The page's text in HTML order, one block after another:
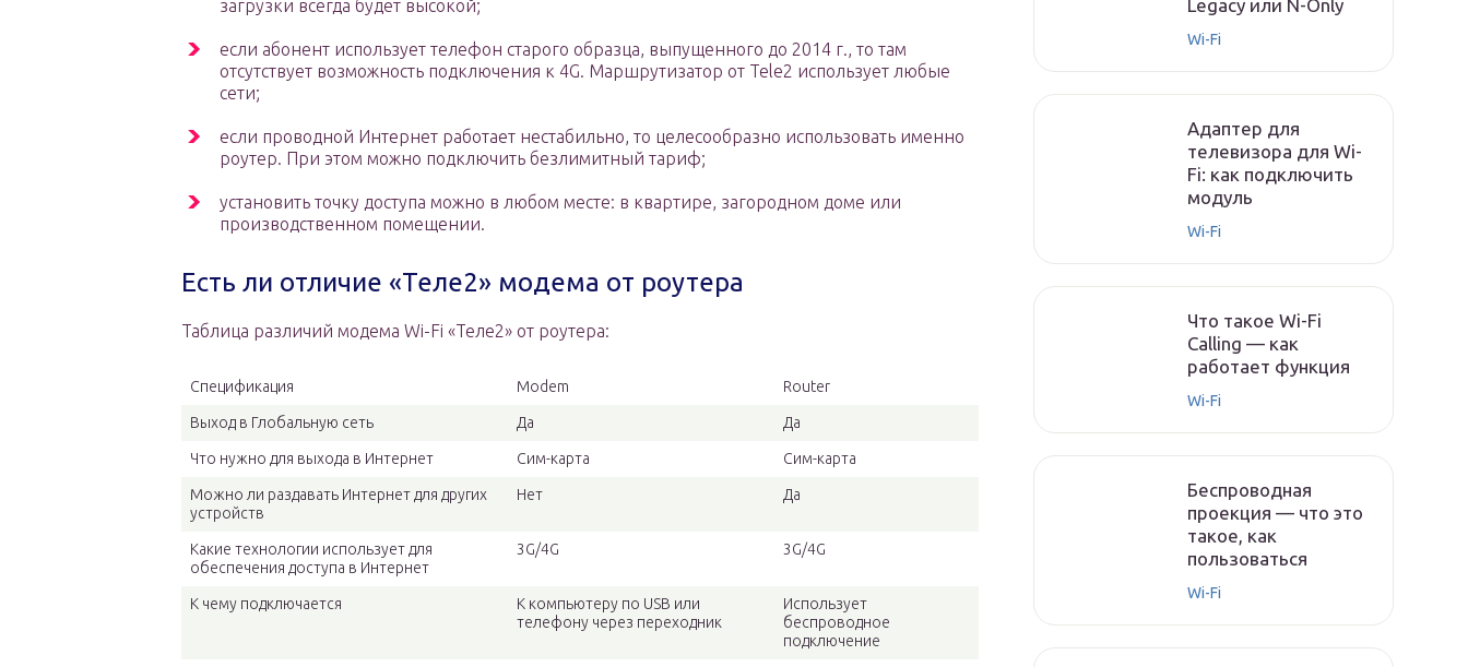
загрузки всегда будет высокой;
если абонент использует телефон старого образца, выпущенного до 2014 г., то там
отсутствует возможность подключения к 4G. Маршрутизатор от Tele2 использует любые
сети;
если проводной Интернет работает нестабильно, то целесообразно использовать именно
роутер. При этом можно подключить безлимитный тариф;
установить точку доступа можно в любом месте: в квартире, загородном доме или
производственном помещении.
Есть ли отличие «Теле2» модема от роутера
Таблица различий модема Wi-Fi «Теле2» от роутера:
Спецификация Modem Router
Выход в Глобальную сеть Да Да
Что нужно для выхода в Интернет Сим-карта Сим-карта
Можно ли раздавать Интернет для других
устройств
Нет Да
Какие технологии использует для
обеспечения доступа в Интернет
3G/4G 3G/4G
К чему подключается
К компьютеру по USB или
телефону через переходник
Использует
беспроводное
подключение
Legacy или N-Only
Wi-Fi
Адаптер для
телевизора для Wi-
Fi: как подключить
модуль
Wi-Fi
Что такое Wi-Fi
Calling — как
работает функция
Wi-Fi
Беспроводная
проекция — что это
такое, как
пользоваться
Wi-Fi